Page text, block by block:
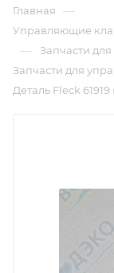
Главная —
Управляющие
— Запчасти
Запчасти для
Деталь Fleck 61919